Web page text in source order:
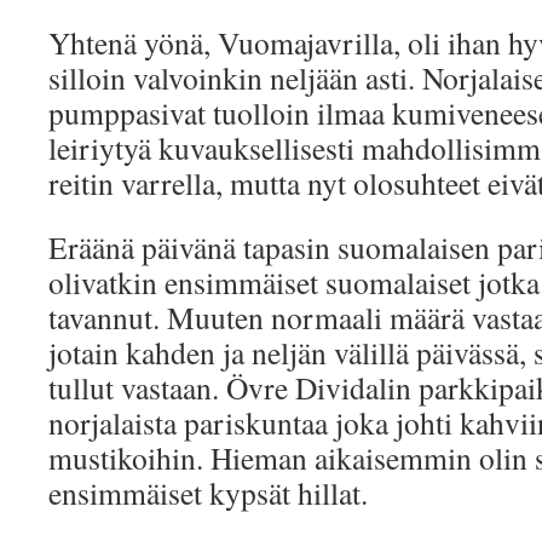
Yhtenä yönä, Vuomajavrilla, oli ihan
silloin valvoinkin neljään asti.
pumppasivat tuolloin ilmaa
leiriytyä kuvauksellisesti
reitin varrella, mutta nyt olosuhteet
Eräänä päivänä tapasin suomalaisen
olivatkin ensimmäiset suomalaiset
tavannut. Muuten normaali määrä
jotain kahden ja neljän välillä
tullut vastaan. Övre Dividalin
norjalaista pariskuntaa joka johti
mustikoihin. Hieman aikaisemmin olin
ensimmäiset kypsät hillat.